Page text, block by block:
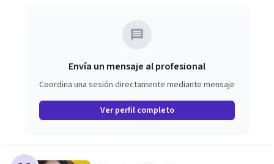
Envía un mensaje al profesional
Coordina una sesión directamente mediante mensaje
Ver perfil completo